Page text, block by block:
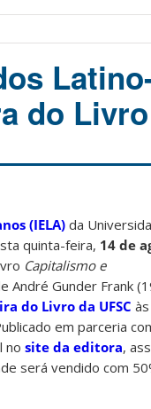
do
(IELA)da
quinta-feira, 14 de
Capitalismo e
André Gunder Frank
do Livro da UFSC
em parceria
no site da editora,
será vendido com